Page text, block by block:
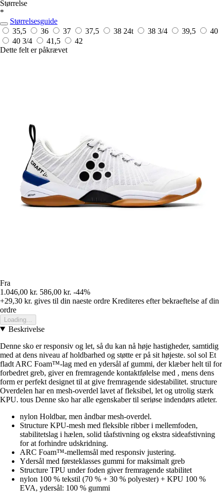
Størrelse
*
Størrelsesguide
35,5
36 37 37,5 38 24t 38 3/4 39,5
40
40 3/4
41,5
42
Dette felt er påkrævet
Fra
1.046,00 kr. 586,00 kr. -44%
+29,30 kr. gives til din naeste ordre Krediteres efter bekraeftelse af din
ordre
Loading...
Beskrivelse
Denne sko er responsiv og let, så du kan nå høje hastigheder, samtidig
med at dens niveau af holdbarhed og støtte er på sit højeste. sol sol Et
fladt ARC Foam™-lag med en ydersål af gummi, der klæber helt til for
forbedret greb, giver en fremragende kontaktfølelse med , mens dens
form er perfekt designet til at give fremragende sidestabilitet. structure
Overdelen har en mesh-overdel lavet af fleksibel, let og utrolig stærk
KPU. tous Denne sko har alle egenskaber til seriøse indendørs atleter.
nylon Holdbar, men åndbar mesh-overdel.
Structure KPU-mesh med fleksible ribber i mellemfoden,
stabilitetslag i hælen, solid tåafstivning og ekstra sideafstivning
for at forhindre udskridning.
ARC Foam™-mellemsål med responsiv justering.
Ydersål med førsteklasses gummi for maksimalt greb
Structure TPU under foden giver fremragende stabilitet
nylon 100 % tekstil (70 % + 30 % polyester) + KPU 100 %
EVA, ydersål: 100 % gummi